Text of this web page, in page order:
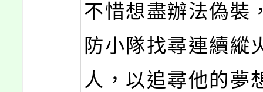
不惜想盡辦法偽裝
防小隊找尋連續縱
人，以追尋他的夢